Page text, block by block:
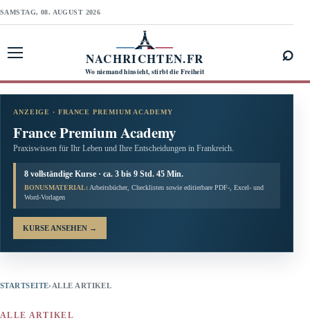
SAMSTAG, 08. AUGUST 2026
NACHRICHTEN.FR
Wo niemand hinsieht, stirbt die Freiheit
⌕
ANZEIGE · FRANCE PREMIUM ACADEMY
France Premium Academy
Praxiswissen für Ihr Leben und Ihre Entscheidungen in Frankreich.
8 vollständige Kurse · ca. 3 bis 9 Std. 45 Min.
BONUSMATERIAL: Arbeitsbücher, Checklisten sowie editierbare PDF-, Excel- und
Word-Vorlagen
KURSE ANSEHEN →
STARTSEITE› ALLE ARTIKEL
ALLE ARTIKEL